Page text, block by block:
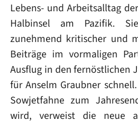
Lebens- und Arbeitsalltag
Halbinsel am Pazifik.
zunehmend kritischer und
Beiträge im vormaligen
Ausflug in den fernöstlichen
für Anselm Graubner
Sowjetfahne zum
wird, verweist die neue